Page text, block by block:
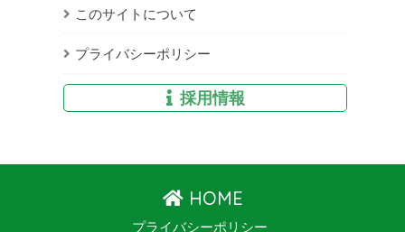
このサイトについて
プライバシーポリシー
採用情報
HOME
プライバシーポリシー